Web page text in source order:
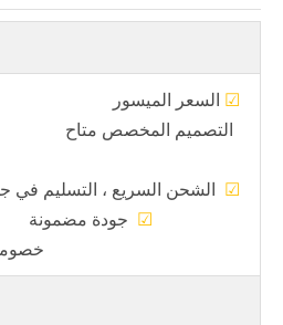
☑ السعر
التصميم المخصص
☑ الشحن السريع ، التسليم
☑ جودة